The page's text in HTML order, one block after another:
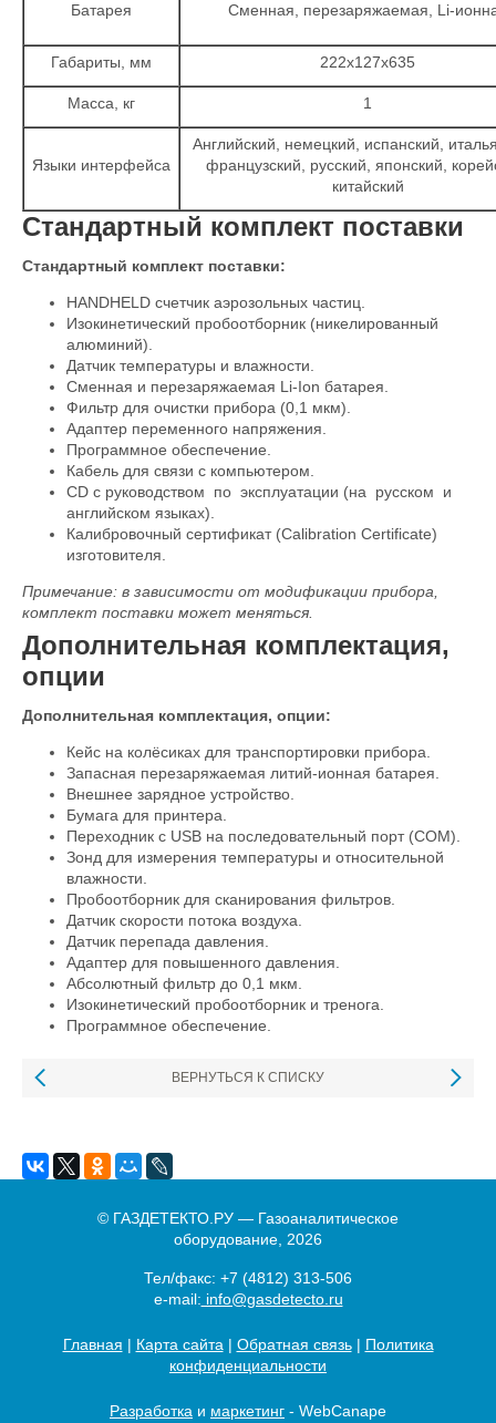
Батарея Сменная, перезаряжаемая, Li-
Габариты, мм 222х127х635
Масса, кг 1
Языки интерфейса
Английский, немецкий, испанский,
французский, русский, японский,
китайский
Стандартный комплект поставки
Стандартный комплект поставки:
HANDHELD счетчик аэрозольных частиц.
Изокинетический пробоотборник (никелированный
алюминий).
Датчик температуры и влажности.
Сменная и перезаряжаемая Li-Ion батарея.
Фильтр для очистки прибора (0,1 мкм).
Адаптер переменного напряжения.
Программное обеспечение.
Кабель для связи с компьютером.
CD c руководством по эксплуатации (на русском и
английском языках).
Калибровочный сертификат (Calibration Certificate)
изготовителя.
Примечание: в зависимости от модификации прибора,
комплект поставки может меняться.
Дополнительная комплектация,
опции
Дополнительная комплектация, опции:
Кейс на колёсиках для транспортировки прибора.
Запасная перезаряжаемая литий-ионная батарея.
Внешнее зарядное устройство.
Бумага для принтера.
Переходник с USB на последовательный порт (COM).
Зонд для измерения температуры и относительной
влажности.
Пробоотборник для сканирования фильтров.
Датчик скорости потока воздуха.
Датчик перепада давления.
Адаптер для повышенного давления.
Абсолютный фильтр до 0,1 мкм.
Изокинетический пробоотборник и тренога.
Программное обеспечение.
ВЕРНУТЬСЯ К СПИСКУ
© ГАЗДЕТЕКТО.РУ — Газоаналитическое
оборудование, 2026
Тел/факс: +7 (4812) 313-506
e-mail: info@gasdetecto.ru
Главная | Карта сайта | Обратная связь| Политика
конфиденциальности
Разработка и маркетинг - WebCanape